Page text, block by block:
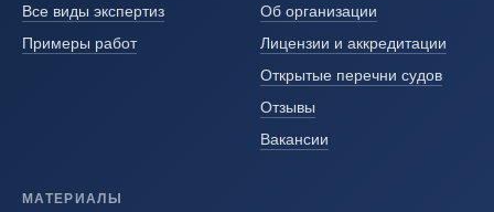
Все виды экспертиз
Примеры работ
Об организации
Лицензии и аккредитации
Открытые перечни судов
Отзывы
Вакансии
МАТЕРИАЛЫ